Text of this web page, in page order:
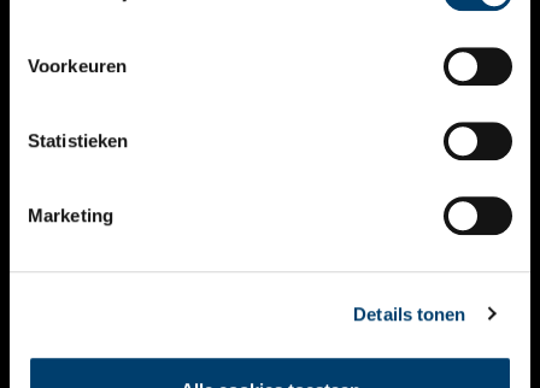
Voorkeuren
Statistieken
Marketing
Details tonen
KALENDER
THEMA’S
VIDEO’S
CONTACT